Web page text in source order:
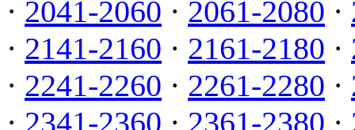
· 2041-2060 · 2061-2080 ·
· 2141-2160 · 2161-2180 ·
· 2241-2260 · 2261-2280 ·
· 2341-2360 · 2361-2380 ·